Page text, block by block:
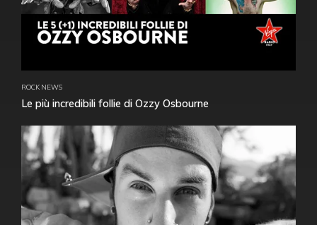
ROCK NEWS
Le più incredibili follie di Ozzy Osbourne